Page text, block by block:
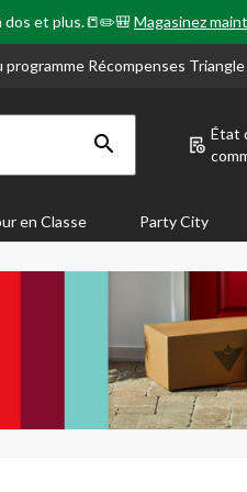
dos et plus.📒✏️🎒Magasinez
programme Récompenses Triangle
État
en Classe Party City